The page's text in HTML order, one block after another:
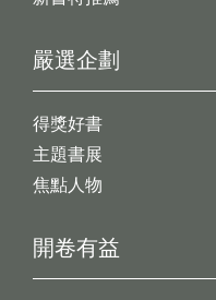
開卷有益
嚴選企劃
得獎好書
主題書展
焦點人物